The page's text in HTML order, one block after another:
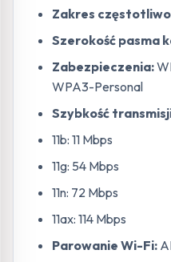
Zakres
Szerokość pasma
Zabezpieczenia:
WPA3-Personal
Szybkość
11b: 11 Mbps
11g: 54 Mbps
11n: 72 Mbps
11ax: 114 Mbps
Parowanie Wi-Fi: